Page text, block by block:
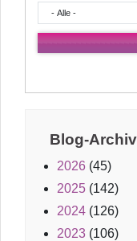
Blog-
2026 (45)
2025 (142)
2024 (126)
2023 (106)